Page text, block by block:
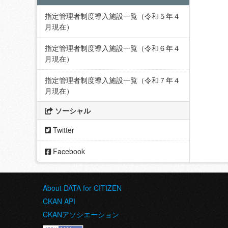
指定管理者制度導入施設一覧（令和５年４
月現在）
指定管理者制度導入施設一覧（令和６年４
月現在）
指定管理者制度導入施設一覧（令和７年４
月現在）
ソーシャル
Twitter
Facebook
About DATA for CITIZEN
CKAN API
CKANアソシエーション